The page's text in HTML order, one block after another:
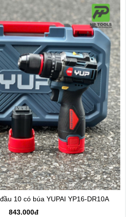
10 có búa YUPAI YP16-DR10A
843.000đ